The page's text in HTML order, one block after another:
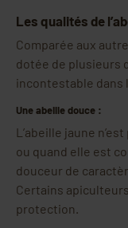
Les qualités de
Comparée aux
dotée de plusieurs
incontestable dans
Une abeille douce :
L’abeille jaune
ou quand elle est
douceur de
Certains
protection.